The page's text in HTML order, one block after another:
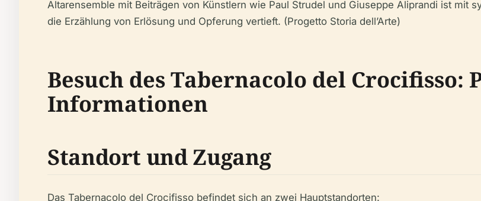
Altarensemble mit Beiträgen von Künstlern wie Paul Strudel und Giuseppe Aliprandi ist mit
die Erzählung von Erlösung und Opferung vertieft. (Progetto Storia dell’Arte)
Besuch des Tabernacolo del Crocifisso:
Informationen
Standort und Zugang
Das Tabernacolo del Crocifisso befindet sich an zwei Hauptstandorten: